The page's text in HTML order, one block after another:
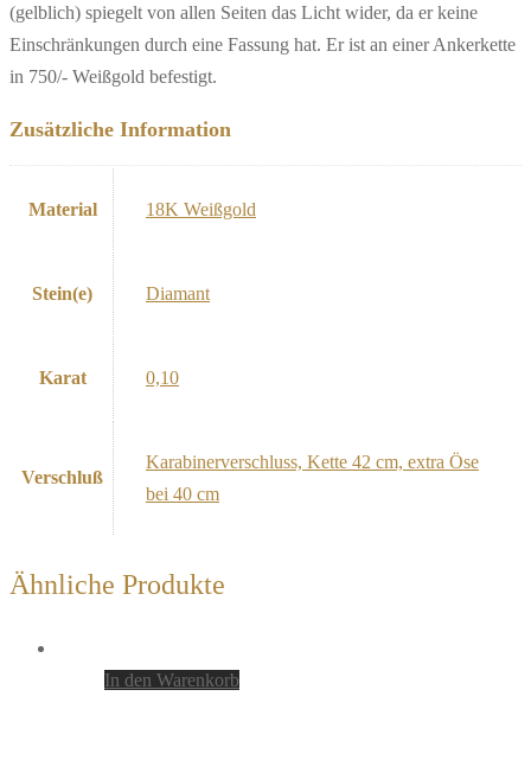
(gelblich) spiegelt von allen Seiten das Licht wider, da er keine
Einschränkungen durch eine Fassung hat. Er ist an einer Ankerkette
in 750/- Weißgold befestigt.
Zusätzliche Information
Material 18K Weißgold
Stein(e) Diamant
Karat 0,10
Verschluß
Karabinerverschluss, Kette 42 cm, extra Öse
bei 40 cm
Ähnliche Produkte
In den Warenkorb